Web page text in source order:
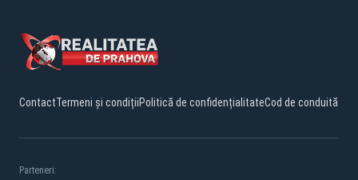
ContactTermeni și condițiiPolitică de confidențialitateCod de conduită
Parteneri: